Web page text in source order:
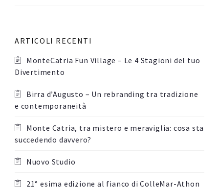
ARTICOLI RECENTI
MonteCatria Fun Village – Le 4 Stagioni del tuo
Divertimento
Birra d’Augusto – Un rebranding tra tradizione
e contemporaneità
Monte Catria, tra mistero e meraviglia: cosa sta
succedendo davvero?
Nuovo Studio
21° esima edizione al fianco di ColleMar-Athon